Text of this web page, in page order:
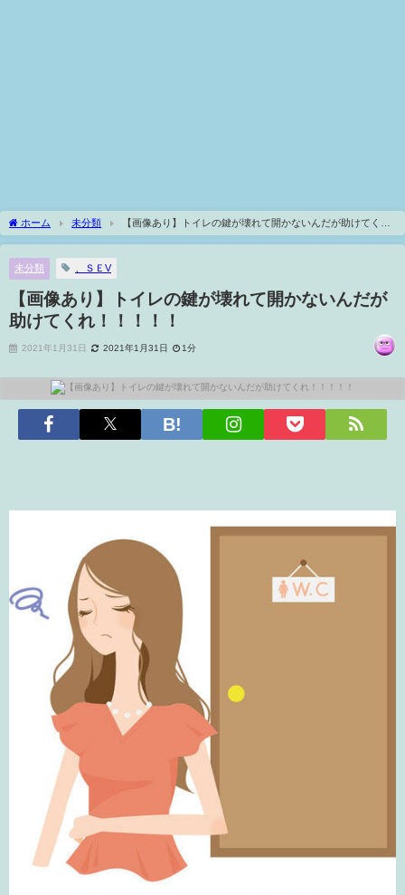
ホーム 未分類
【画像あり】トイレの鍵が壊れて開かないんだが助けてく
れ！！！！！
未分類 、ＳＥV
【画像あり】トイレの鍵が壊れて開かないんだが
助けてくれ！！！！！
2021年1月31日 2021年1月31日 1分